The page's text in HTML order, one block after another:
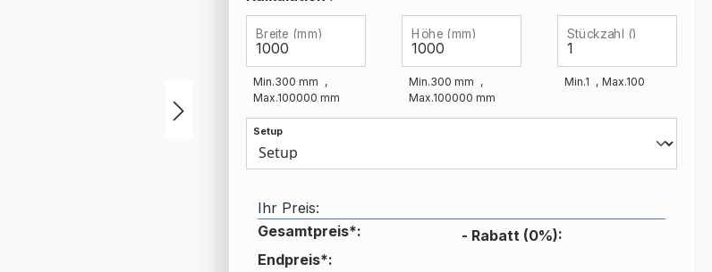
Breite (mm)
Min.300 mm
Max.100000 mm
Höhe (mm)
Min.300 mm
Max.100000 mm
Stückzahl ()
Min.1 Max.100
Setup
Ihr Preis:
Gesamtpreis*:
- Rabatt (0%):
Endpreis*: